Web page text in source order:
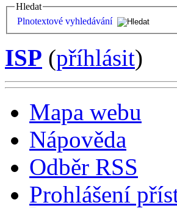
Hledat
Plnotextové vyhledávání
ISP (příhlásit)
Mapa webu
Nápověda
Odběr RSS
Prohlášení